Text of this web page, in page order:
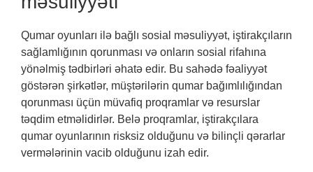
Qumar oyunları ilə bağlı sosial məsuliyyət, iştirakçıların
sağlamlığının qorunması və onların sosial rifahına
yönəlmiş tədbirləri əhatə edir. Bu sahədə fəaliyyət
göstərən şirkətlər, müştərilərin qumar bağımlılığından
qorunması üçün müvafiq proqramlar və resurslar
təqdim etməlidirlər. Belə proqramlar, iştirakçılara
qumar oyunlarının risksiz olduğunu və bilinçli qərarlar
vermələrinin vacib olduğunu izah edir.